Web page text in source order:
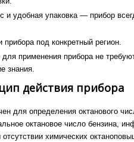
и удобная упаковка — прибор
прибора под конкретный регион.
применения прибора не
знания.
действия прибора
для определения октанового
октановое число бензина,
химических